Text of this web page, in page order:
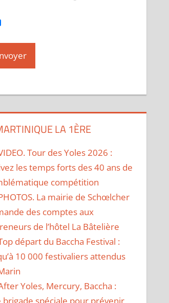
LA 1ÈRE
Tour des Yoles 2026 :
les temps forts des 40 ans de
compétition
La mairie de Schœlcher
des comptes aux
de l’hôtel La Bâtelière
départ du Baccha Festival :
10 000 festivaliers attendus
Yoles, Mercury, Baccha :
brigade spéciale pour prévenir